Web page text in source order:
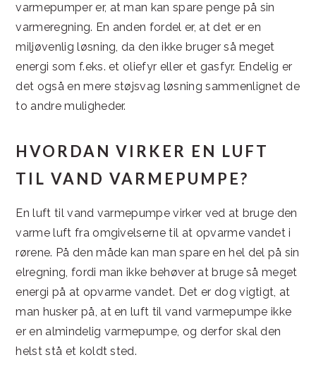
varmepumper er, at man kan spare penge på sin
varmeregning. En anden fordel er, at det er en
miljøvenlig løsning, da den ikke bruger så meget
energi som f.eks. et oliefyr eller et gasfyr. Endelig er
det også en mere støjsvag løsning sammenlignet de
to andre muligheder.
HVORDAN VIRKER EN LUFT
TIL VAND VARMEPUMPE?
En luft til vand varmepumpe virker ved at bruge den
varme luft fra omgivelserne til at opvarme vandet i
rørene. På den måde kan man spare en hel del på sin
elregning, fordi man ikke behøver at bruge så meget
energi på at opvarme vandet. Det er dog vigtigt, at
man husker på, at en luft til vand varmepumpe ikke
er en almindelig varmepumpe, og derfor skal den
helst stå et koldt sted.